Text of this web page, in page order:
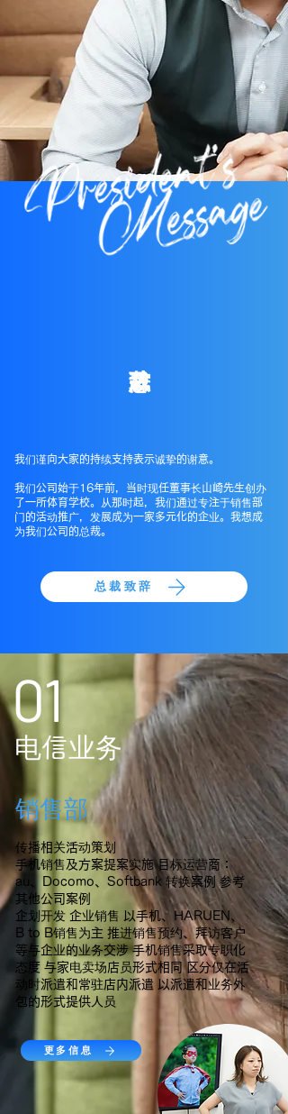
我们谨向大家的持续支持表示诚挚的谢意。
我们公司始于16年前，当时现任董事长山崎先生创办
了一所体育学校。从那时起，我们通过专注于销售部
门的活动推广，发展成为一家多元化的企业。我想成
为我们公司的总裁。
总裁致辞
01
电信业务
销售部
传播相关活动策划
手机销售及方案提案实施 目标运营商：
au、Docomo、Softbank 转换案例 参考
其他公司案例
企划开发 企业销售 以手机、HARUEN、
B to B销售为主 推进销售预约、拜访客户
等与企业的业务交涉 手机销售采取专职化
态度 与家电卖场店员形式相同 区分仅在活
动时派遣和常驻店内派遣 以派遣和业务外
包的形式提供人员
更多信息